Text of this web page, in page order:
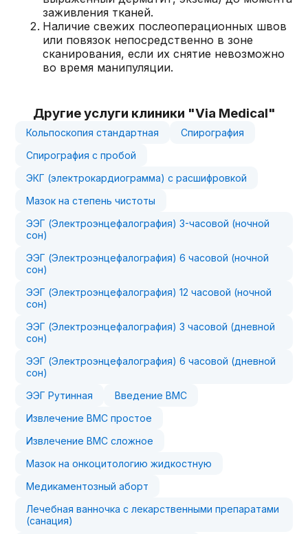
заживления тканей.
Наличие свежих послеоперационных швов
или повязок непосредственно в зоне
сканирования, если их снятие невозможно
во время манипуляции.
Другие услуги клиники "Via Medical"
Кольпоскопия стандартная
Спирография
Спирография с пробой
ЭКГ (электрокардиограмма) с расшифровкой
Мазок на степень чистоты
ЭЭГ (Электроэнцефалография) 3-часовой (ночной
сон)
ЭЭГ (Электроэнцефалография) 6 часовой (ночной
сон)
ЭЭГ (Электроэнцефалография) 12 часовой (ночной
сон)
ЭЭГ (Электроэнцефалография) 3 часовой (дневной
сон)
ЭЭГ (Электроэнцефалография) 6 часовой (дневной
сон)
ЭЭГ Рутинная
Введение ВМС
Извлечение ВМС простое
Извлечение ВМС сложное
Мазок на онкоцитологию жидкостную
Медикаментозный аборт
Лечебная ванночка с лекарственными препаратами
(санация)